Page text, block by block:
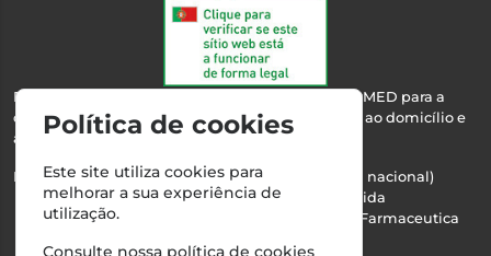
Esta farmácia encontra-se autorizada pelo INFARMED para a
dispensa de medicamentos e produtos de saúde ao domicílio e
através da internet.
Nº Infarmed: 21 798 7100 (chamada para rede fixa nacional)
Direção Técnica:Maria Teresa Almeida
NIPC:510103669 | Teresa Almeida - Sociedade Farmaceutica
Política de cookies
Este site utiliza cookies para
melhorar a sua experiência de
utilização.
Consulte nossa política de cookies